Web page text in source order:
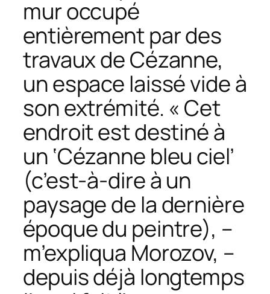
mur occupé
entièrement par des
travaux de Cézanne,
un espace laissé vide à
son extrémité. « Cet
endroit est destiné à
un ‘Cézanne bleu ciel’
(c’est-à-dire à un
paysage de la dernière
époque du peintre), –
m’expliqua Morozov, –
depuis déjà longtemps